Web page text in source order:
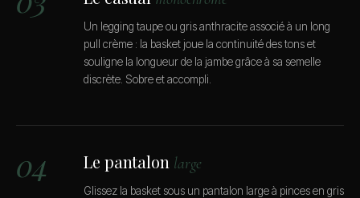
Un legging taupe ou gris anthracite associé à un long
pull crème : la basket joue la continuité des tons et
souligne la longueur de la jambe grâce à sa semelle
discrète. Sobre et accompli.
04 Le pantalon large
Glissez la basket sous un pantalon large à pinces en gris